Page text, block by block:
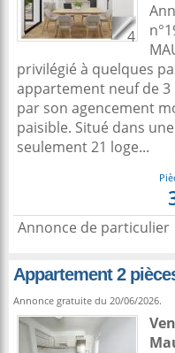
4
privilégié à quelques
appartement neuf de 3
par son agencement
paisible. Situé dans
seulement 21 loge...
Annonce de particulier
Appartement 2
Annonce gratuite du 20/06/2026.